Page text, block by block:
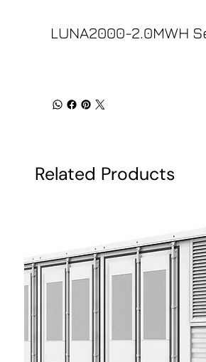
LUNA2000-2.0MWH
Related Products